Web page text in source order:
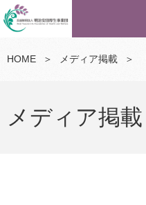
HOME ＞ メディア掲載 ＞
メディア掲載